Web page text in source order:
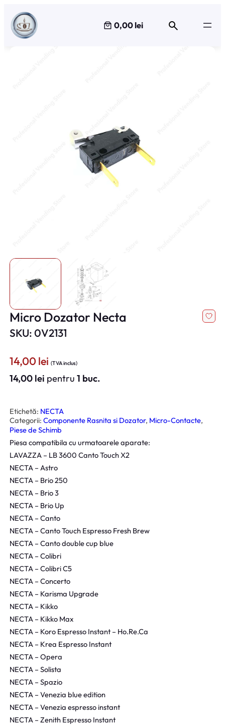
Sari
conținut
0,00 lei
Micro Dozator Necta
SKU: 0V2131
14,00lei (TVA inclus)
14,00 lei pentru1 buc.
Etichetă: NECTA
Categorii:Componente Rasnita si Dozator, Micro-Contacte
Piese de Schimb
Piesa compatibila cu urmatoarele aparate:
LAVAZZA – LB 3600 Canto Touch X2
NECTA – Astro
NECTA – Brio 250
NECTA – Brio 3
NECTA – Brio Up
NECTA – Canto
NECTA – Canto Touch Espresso Fresh Brew
NECTA – Canto double cup blue
NECTA – Colibri
NECTA – Colibri C5
NECTA – Concerto
NECTA – Karisma Upgrade
NECTA – Kikko
NECTA – Kikko Max
NECTA – Koro Espresso Instant – Ho.Re.Ca
NECTA – Krea Espresso Instant
NECTA – Opera
NECTA – Solista
NECTA – Spazio
NECTA – Venezia blue edition
NECTA – Venezia espresso instant
NECTA – Zenith Espresso Instant